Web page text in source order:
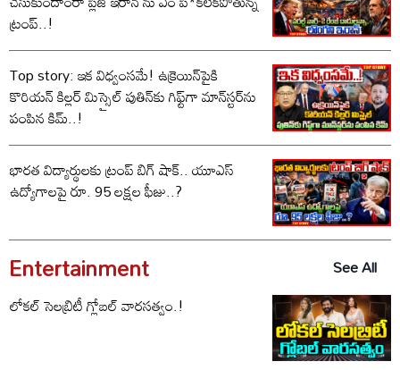
ట్రంప్..!
Top story: ఇక విధ్వంసమే! ఉక్రెయిన్‌పైకి
కొరియన్ కిల్లర్ మిస్సైల్ పుతిన్‌కు గిఫ్ట్‌గా మాన్‌స్టర్‌ను
పంపిన కిమ్..!
భారత విద్యార్థులకు ట్రంప్ బిగ్ షాక్.. యూఎస్
ఉద్యోగాలపై రూ. 95 లక్షల ఫీజు..?
Entertainment
See All
లోకల్ సెలబ్రిటీ గ్లోబల్ వారసత్వం.!